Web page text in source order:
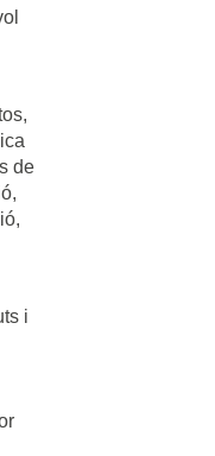
de
i